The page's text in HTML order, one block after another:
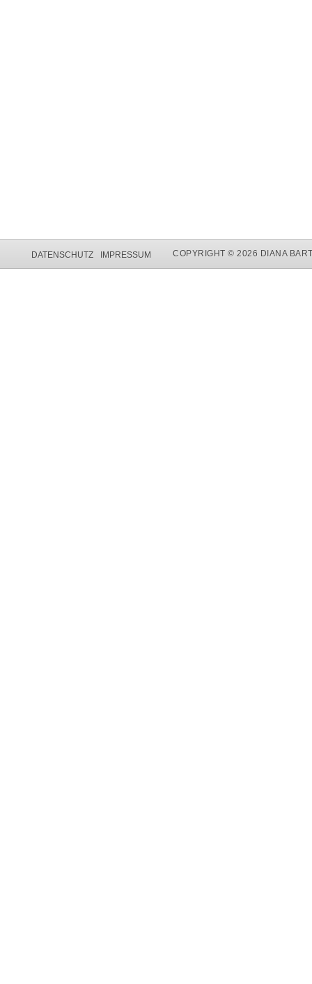
DATENSCHUTZ IMPRESSUM COPYRIGHT © 2026 DIANA